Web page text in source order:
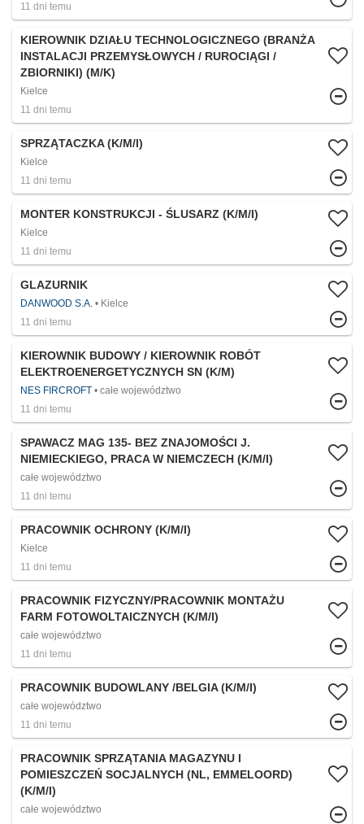
11 dni temu
KIEROWNIK DZIAŁU TECHNOLOGICZNEGO (BRANŻA
INSTALACJI PRZEMYSŁOWYCH / RUROCIĄGI /
ZBIORNIKI) (M/K)
Kielce
11 dni temu
SPRZĄTACZKA (K/M/I)
Kielce
11 dni temu
MONTER KONSTRUKCJI - ŚLUSARZ (K/M/I)
Kielce
11 dni temu
GLAZURNIK
DANWOOD S.A.
Kielce
11 dni temu
KIEROWNIK BUDOWY / KIEROWNIK ROBÓT
ELEKTROENERGETYCZNYCH SN (K/M)
NES FIRCROFT
całe województwo
11 dni temu
SPAWACZ MAG 135- BEZ ZNAJOMOŚCI J.
NIEMIECKIEGO, PRACA W NIEMCZECH (K/M/I)
całe województwo
11 dni temu
PRACOWNIK OCHRONY (K/M/I)
Kielce
11 dni temu
PRACOWNIK FIZYCZNY/PRACOWNIK MONTAŻU
FARM FOTOWOLTAICZNYCH (K/M/I)
całe województwo
11 dni temu
PRACOWNIK BUDOWLANY /BELGIA (K/M/I)
całe województwo
11 dni temu
PRACOWNIK SPRZĄTANIA MAGAZYNU I
POMIESZCZEŃ SOCJALNYCH (NL, EMMELOORD)
(K/M/I)
całe województwo